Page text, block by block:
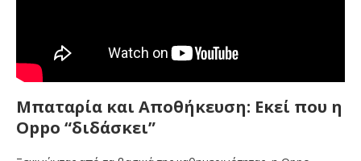
Μπαταρία και Αποθήκευση: Εκεί που η
Oppo “διδάσκει”